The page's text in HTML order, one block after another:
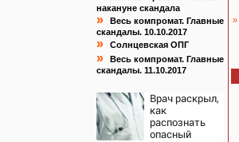
накануне скандала
»
Весь компромат. Главные
скандалы. 10.10.2017
» Солнцевская ОПГ
»
Весь компромат. Главные
скандалы. 11.10.2017
Врач раскрыл,
как
распознать
опасный
»